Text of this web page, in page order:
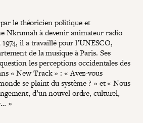
le théoricien politique et
Nkrumah à devenir animateur radio
1974, il a travaillé pour l’UNESCO,
de la musique à Paris. Ses
les perceptions occidentales des
« New Track » : « Avez-vous
se plaint du système ? » et « Nous
d’un nouvel ordre, culturel,
»